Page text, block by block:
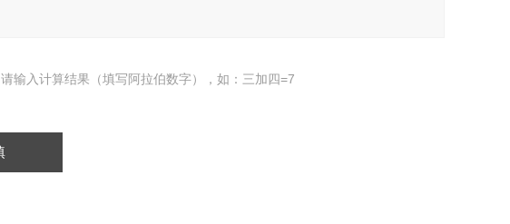
请输入计算结果（填写阿拉伯数字），如：三加四=7